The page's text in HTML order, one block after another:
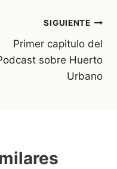
SIGUIENTE
Primer capitulo del
sobre Huerto
Urbano